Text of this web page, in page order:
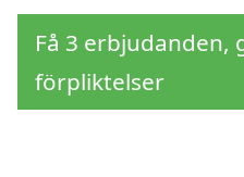
Få 3 erbjudanden,
förpliktelser